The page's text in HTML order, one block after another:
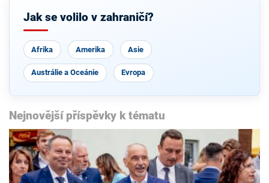
Jak se volilo v zahraničí?
Afrika Amerika Asie
Austrálie a Oceánie Evropa
Nejnovější příspěvky k tématu